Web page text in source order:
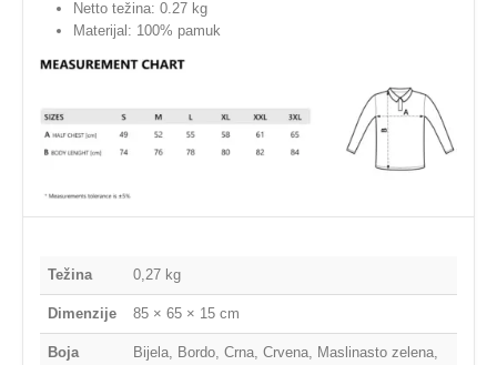
Netto težina: 0.27 kg
Materijal: 100% pamuk
Težina 0,27 kg
Dimenzije 85 × 65 × 15 cm
Boja
Bijela, Bordo, Crna, Crvena, Maslinasto zelena,